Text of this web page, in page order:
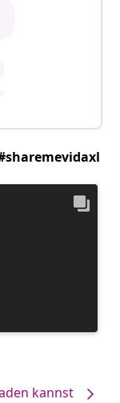
kannst